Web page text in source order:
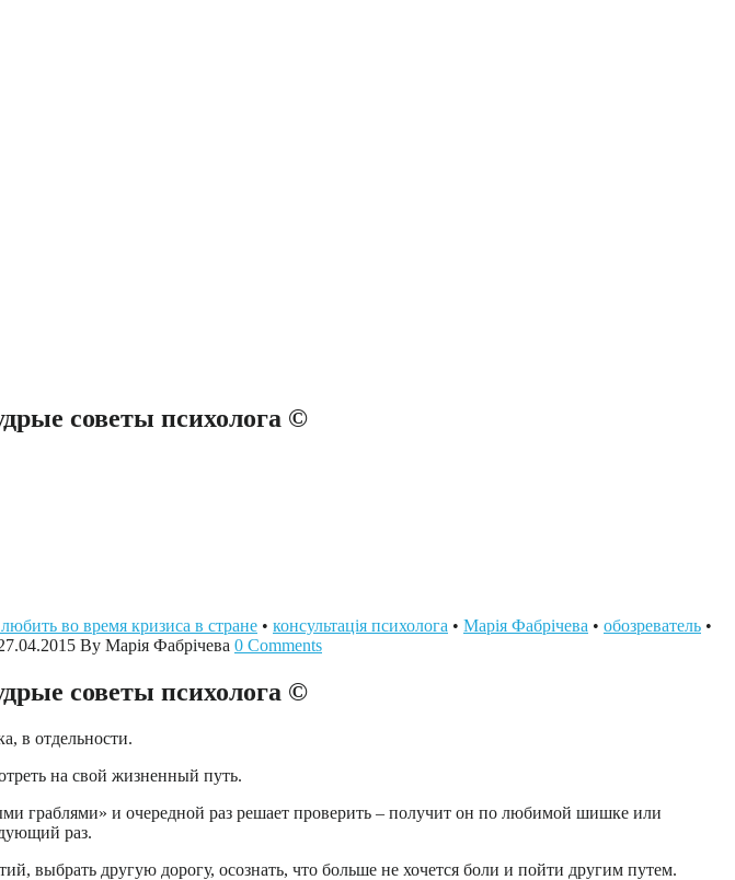
советы психолога ©
во время кризиса в стране • консультація психолога • Марія Фабрічева • обозреватель •
By Марія Фабрічева 0 Comments
советы психолога ©
в отдельности.
на свой жизненный путь.
граблями» и очередной раз решает проверить – получит он по любимой шишке или
раз.
выбрать другую дорогу, осознать, что больше не хочется боли и пойти другим путем.